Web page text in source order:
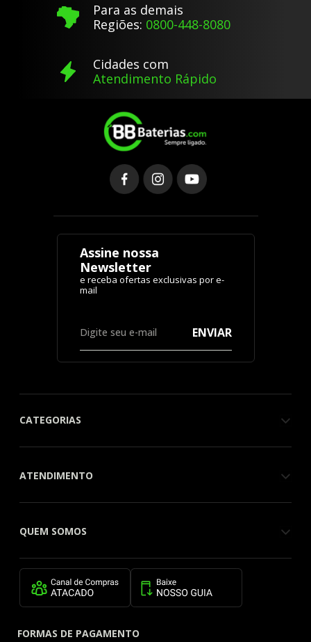
Para as demais
Regiões: 0800-448-8080
Cidades com
Atendimento Rápido
Assine nossa
Newsletter
ENVIAR
CATEGORIAS
ATENDIMENTO
QUEM SOMOS
FORMAS DE PAGAMENTO